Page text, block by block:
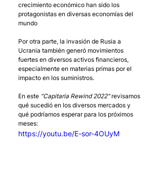
crecimiento económico han sido los
protagonistas en diversas economías del
mundo
Por otra parte, la invasión de Rusia a
Ucrania también generó movimientos
fuertes en diversos activos financieros,
especialmente en materias primas por el
impacto en los suministros.
En este "Capitaria Rewind 2022" revisamos
qué sucedió en los diversos mercados y
qué podríamos esperar para los próximos
meses:
https://youtu.be/E-sor-4OUyM